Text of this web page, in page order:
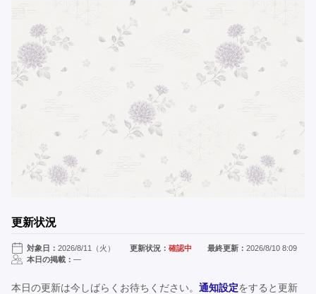
更新状況
対象日： 2026/8/11（火） 更新状況：確認中 最終更新： 2026/8/10 8:09
本日の掲載： —
本日の更新は今しばらくお待ちください。 通知設定をすると更新